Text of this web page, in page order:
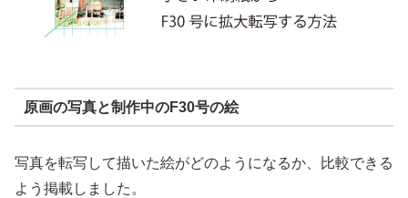
原画の写真と制作中のF30号の絵
写真を転写して描いた絵がどのようになるか、比較できる
よう掲載しました。